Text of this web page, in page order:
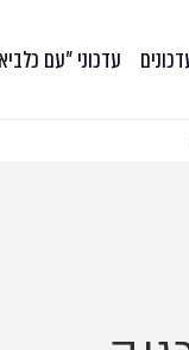
עדכוני ״עם